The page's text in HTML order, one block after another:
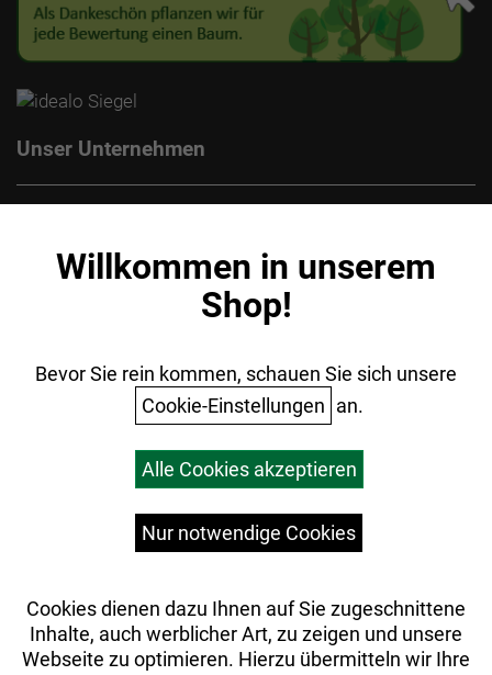
Unser Unternehmen
Datenschutz
Ihr Einkauf
Versandkosten
Willkommen in unserem
Shop!
Bevor Sie rein kommen, schauen Sie sich unsere
Cookie-Einstellungen an.
Alle Cookies akzeptieren
Nur notwendige Cookies
Cookies dienen dazu Ihnen auf Sie zugeschnittene
Inhalte, auch werblicher Art, zu zeigen und unsere
Webseite zu optimieren. Hierzu übermitteln wir Ihre